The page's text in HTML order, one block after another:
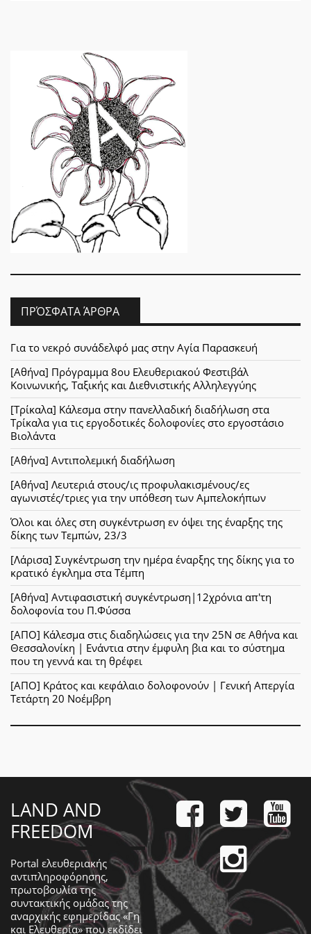
ΠΡΌΣΦΑΤΑ ΆΡΘΡΑ
Για το νεκρό συνάδελφό μας στην Αγία Παρασκευή
[Αθήνα] Πρόγραμμα 8ου Ελευθεριακού Φεστιβάλ
Κοινωνικής, Ταξικής και Διεθνιστικής Αλληλεγγύης
[Τρίκαλα] Κάλεσμα στην πανελλαδική διαδήλωση στα
Τρίκαλα για τις εργοδοτικές δολοφονίες στο εργοστάσιο
Βιολάντα
[Αθήνα] Αντιπολεμική διαδήλωση
[Αθήνα] Λευτεριά στους/ις προφυλακισμένους/ες
αγωνιστές/τριες για την υπόθεση των Αμπελοκήπων
Όλοι και όλες στη συγκέντρωση εν όψει της έναρξης της
δίκης των Τεμπών, 23/3
[Λάρισα] Συγκέντρωση την ημέρα έναρξης της δίκης για το
κρατικό έγκλημα στα Τέμπη
[Αθήνα] Αντιφασιστική συγκέντρωση|12χρόνια απ'τη
δολοφονία του Π.Φύσσα
[ΑΠΟ] Κάλεσμα στις διαδηλώσεις για την 25Ν σε Αθήνα και
Θεσσαλονίκη | Ενάντια στην έμφυλη βια και το σύστημα
που τη γεννά και τη θρέφει
[ΑΠΟ] Κράτος και κεφάλαιο δολοφονούν | Γενική Απεργία
Τετάρτη 20 Νοέμβρη
LAND AND
FREEDOM
Portal ελευθεριακής
αντιπληροφόρησης,
πρωτοβουλία της
συντακτικής ομάδας της
αναρχικής εφημερίδας «Γη
και Ελευθερία» που εκδίδει